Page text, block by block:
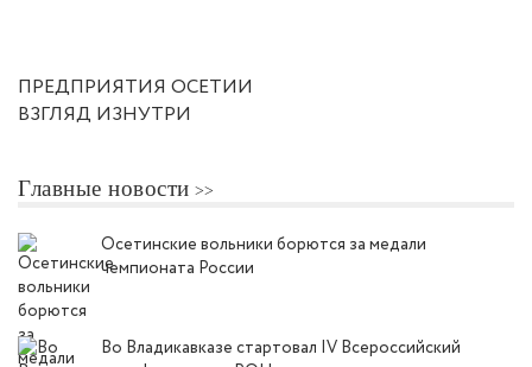
ПРЕДПРИЯТИЯ ОСЕТИИ
ВЗГЛЯД ИЗНУТРИ
Главные новости
Осетинские вольники борются за медали
чемпионата России
Во Владикавказе стартовал IV Всероссийский